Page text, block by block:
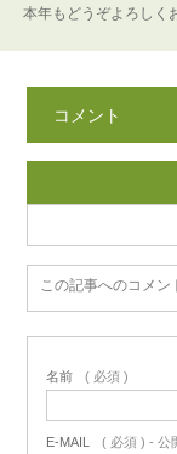
本年もどうぞよろしく
コメント
この記事へのコメン
名前 ( 必須 )
E-MAIL ( 必須 ) - 公